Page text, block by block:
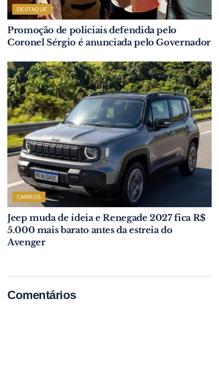
DESTAQUE
Promoção de policiais defendida pelo
Coronel Sérgio é anunciada pelo Governador
CARROS
Jeep muda de ideia e Renegade 2027 fica R$
5.000 mais barato antes da estreia do
Avenger
Comentários